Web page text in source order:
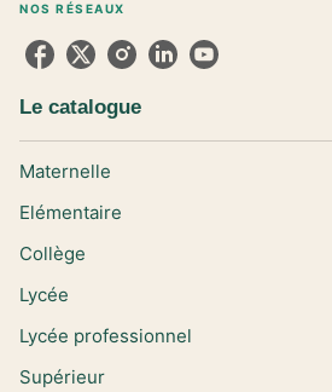
NOS RÉSEAUX
Le catalogue
Maternelle
Elémentaire
Collège
Lycée
Lycée professionnel
Supérieur